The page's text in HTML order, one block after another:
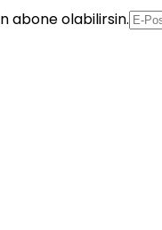
abone olabilirsin.